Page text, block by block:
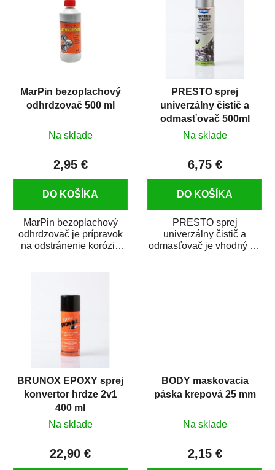
MarPin bezoplachový
odhrdzovač 500 ml
Na sklade
2,95 €
DO KOŠÍKA
MarPin bezoplachový
odhrdzovač je prípravok
na odstránenie korózie
PRESTO sprej
univerzálny čistič a
odmasťovač 500ml
Na sklade
6,75 €
DO KOŠÍKA
PRESTO sprej
univerzálny čistič a
odmasťovač je vhodný na
BRUNOX EPOXY sprej
konvertor hrdze 2v1
400 ml
Na sklade
22,90 €
BODY maskovacia
páska krepová 25 mm
Na sklade
2,15 €